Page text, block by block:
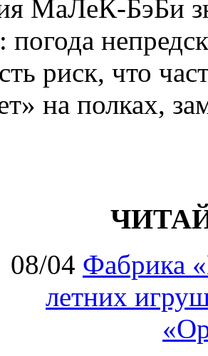
МаЛеК-БэБи
погода
риск, что
на полках,
08/04 Фабрика
летних